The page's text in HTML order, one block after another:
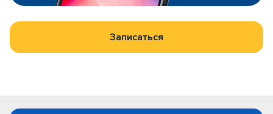
Записаться